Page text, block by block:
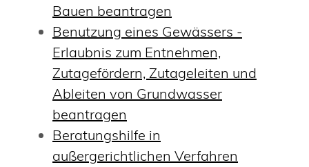
Bauen beantragen
Benutzung eines Gewässers -
Erlaubnis zum Entnehmen,
Zutagefördern, Zutageleiten und
Ableiten von Grundwasser
beantragen
Beratungshilfe in
außergerichtlichen Verfahren